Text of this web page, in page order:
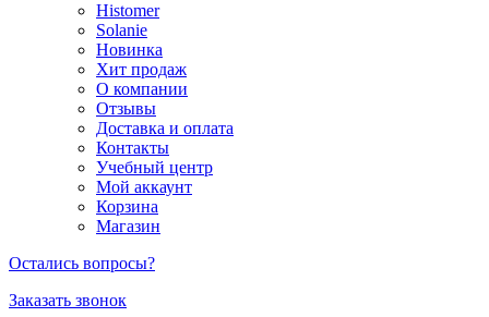
Histomer
Solanie
Новинка
Хит продаж
О компании
Отзывы
Доставка и оплата
Контакты
Учебный центр
Мой аккаунт
Корзина
Магазин
Остались вопросы?
Заказать звонок